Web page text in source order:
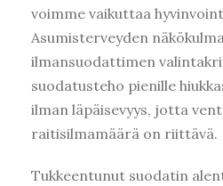
voimme vaikuttaa
Asumisterveyden
ilmansuodattimen
suodatusteho pienille
ilman läpäisevyys, jotta
raitisilmamäärä on riittävä.
Tukkeentunut suodatin